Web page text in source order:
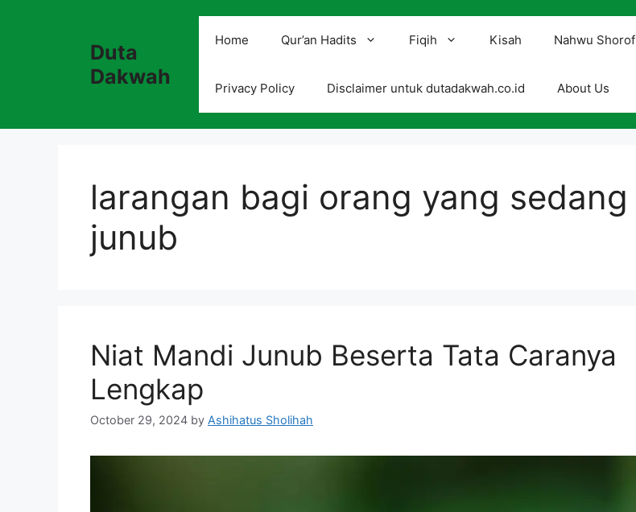
Duta
Dakwah
Home Qur’an Hadits Fiqih Kisah Nahwu Shorof
Privacy Policy Disclaimer untuk dutadakwah.co.id About Us
larangan bagi orang yang sedang
junub
Niat Mandi Junub Beserta Tata Caranya
Lengkap
October 29, 2024 by Ashihatus Sholihah